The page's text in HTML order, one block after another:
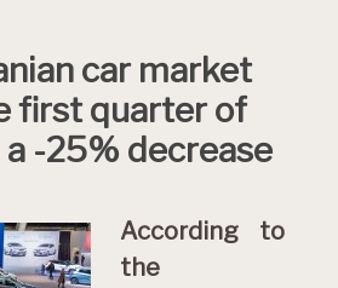
car market
first quarter of
-25% decrease
According to
the